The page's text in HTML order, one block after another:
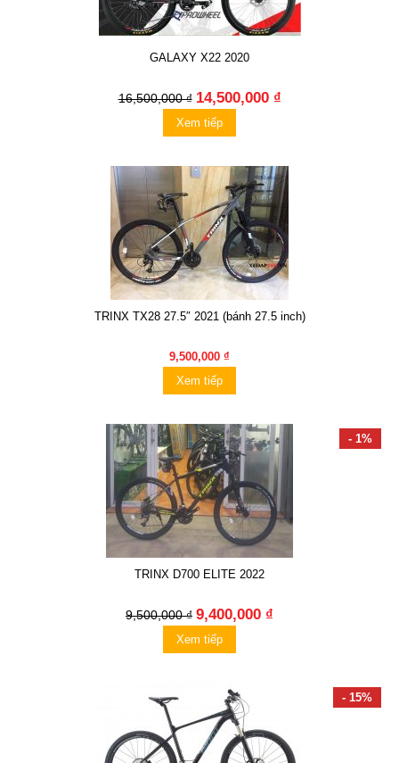
GALAXY X22 2020
16,500,000 ₫ 14,500,000 ₫
Xem tiếp
TRINX TX28 27.5″ 2021 (bánh 27.5 inch)
9,500,000 ₫
Xem tiếp
- 1%
TRINX D700 ELITE 2022
9,500,000 ₫ 9,400,000 ₫
Xem tiếp
- 15%